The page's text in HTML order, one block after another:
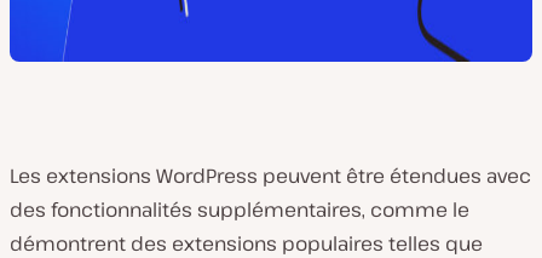
Les extensions WordPress peuvent être étendues avec
des fonctionnalités supplémentaires, comme le
démontrent des extensions populaires telles que